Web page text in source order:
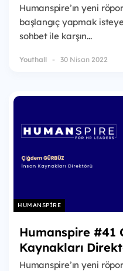
Humanspire’ın yeni
başlangıç yapmak
sohbet ile karşın...
Youthall 30 Nisan 2022
HUMANSPIRE
Humanspire #41
Kaynakları
Humanspire’ın yeni